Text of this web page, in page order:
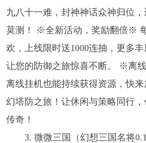
九八十一难，封神神话众神归位
莫测！ ※全新活动，奖励翻倍※
欢，上线限时送1000连抽，更多丰
让您的防御之旅惊喜不断。 ※离
离线挂机也能持续获得资源，快
幻塔防之旅！让休闲与策略同行
传奇！
3. 微微三国（幻想三国名将0.1